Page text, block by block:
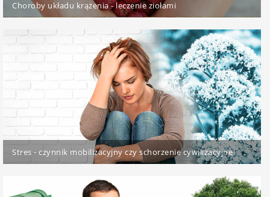
Choroby układu krążenia - leczenie ziołami
Stres - czynnik mobilizacyjny czy schorzenie cywilizacyjne